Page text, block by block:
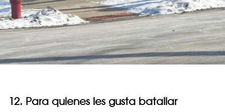
12. Para quienes les gusta batallar